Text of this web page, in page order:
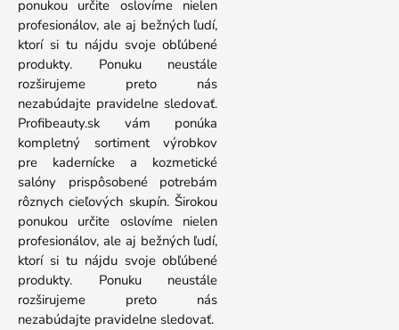
ponukou určite oslovíme nielen
profesionálov, ale aj bežných ľudí,
ktorí si tu nájdu svoje obľúbené
produkty. Ponuku neustále
rozširujeme preto nás
nezabúdajte pravidelne sledovať.
Profibeauty.sk vám ponúka
kompletný sortiment výrobkov
pre kadernícke a kozmetické
salóny prispôsobené potrebám
rôznych cieľových skupín. Širokou
ponukou určite oslovíme nielen
profesionálov, ale aj bežných ľudí,
ktorí si tu nájdu svoje obľúbené
produkty. Ponuku neustále
rozširujeme preto nás
nezabúdajte pravidelne sledovať.